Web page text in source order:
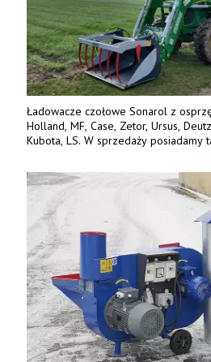
Ładowacze czołowe Sonarol z
Holland, MF, Case, Zetor, Ursus,
Kubota, LS. W sprzedaży posiadamy